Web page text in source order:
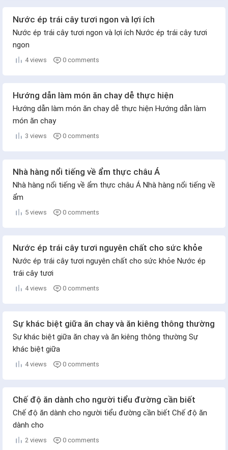
Nước ép trái cây tươi ngon và lợi ích
Nước ép trái cây tươi ngon và lợi ích Nước ép trái cây tươi
ngon
4 views 0 comments
Hướng dẫn làm món ăn chay dễ thực hiện
Hướng dẫn làm món ăn chay dễ thực hiện Hướng dẫn làm
món ăn chay
3 views 0 comments
Nhà hàng nổi tiếng về ẩm thực châu Á
Nhà hàng nổi tiếng về ẩm thực châu Á Nhà hàng nổi tiếng về
ẩm
5 views 0 comments
Nước ép trái cây tươi nguyên chất cho sức khỏe
Nước ép trái cây tươi nguyên chất cho sức khỏe Nước ép
trái cây tươi
4 views 0 comments
Sự khác biệt giữa ăn chay và ăn kiêng thông thường
Sự khác biệt giữa ăn chay và ăn kiêng thông thường Sự
khác biệt giữa
4 views 0 comments
Chế độ ăn dành cho người tiểu đường cần biết
Chế độ ăn dành cho người tiểu đường cần biết Chế độ ăn
dành cho
2 views 0 comments